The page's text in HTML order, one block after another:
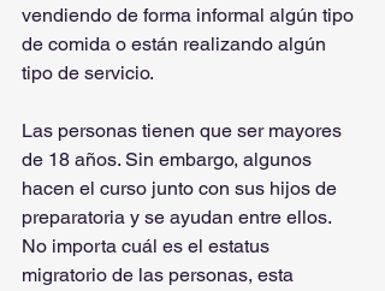
vendiendo de forma informal algún tipo
de comida o están realizando algún
tipo de servicio.
Las personas tienen que ser mayores
de 18 años. Sin embargo, algunos
hacen el curso junto con sus hijos de
preparatoria y se ayudan entre ellos.
No importa cuál es el estatus
migratorio de las personas, esta